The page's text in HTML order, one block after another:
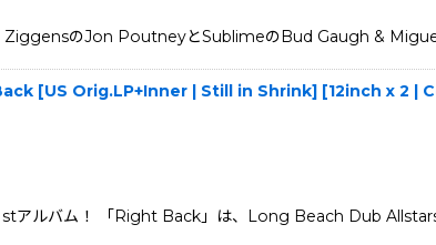
のJon PoutneyとSublimeのBud Gaugh & Miguel
[US Orig.LP+Inner | Still in Shrink] [12inch x 2 |
アルバム！ 「Right Back」は、Long Beach Dub